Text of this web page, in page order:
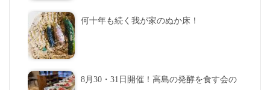
何十年も続く我が家のぬか床！
8月30・31日開催！高島の発酵を食す会の